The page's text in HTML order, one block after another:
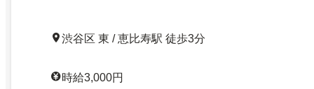
渋谷区 東 / 恵比寿駅 徒歩3分
時給3,000円